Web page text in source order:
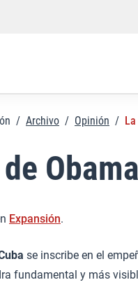
/ Archivo / Opinión /
Expansión.
se inscribe en el
fundamental y más